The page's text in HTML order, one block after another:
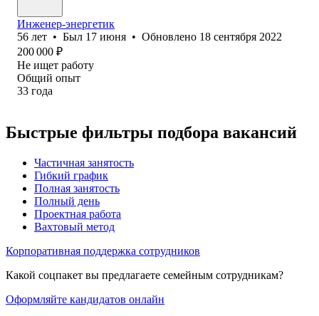
Инженер-энергетик
56 лет • Был 17 июня • Обновлено 18 сентября 2022
200 000 ₽
Не ищет работу
Общий опыт
33 года
Быстрые фильтры подбора вакансий
Частичная занятость
Гибкий график
Полная занятость
Полный день
Проектная работа
Вахтовый метод
Корпоративная поддержка сотрудников
Какой соцпакет вы предлагаете семейным сотрудникам?
Оформляйте кандидатов онлайн